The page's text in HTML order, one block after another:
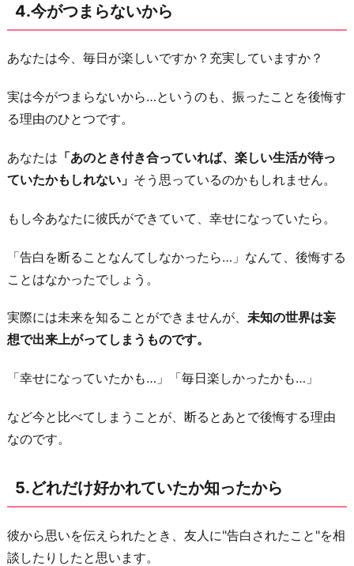
4.今がつまらないから
あなたは今、毎日が楽しいですか？充実していますか？
実は今がつまらないから…というのも、振ったことを後悔す
る理由のひとつです。
あなたは 「あのとき付き合っていれば、楽しい生活が待っ
ていたかもしれない」 そう思っているのかもしれません。
もし今あなたに彼氏ができていて、幸せになっていたら。
「告白を断ることなんてしなかったら…」なんて、後悔する
ことはなかったでしょう。
実際には未来を知ることができませんが、 未知の世界は妄
想で出来上がってしまうものです。
「幸せになっていたかも…」「毎日楽しかったかも…」
など今と比べてしまうことが、断るとあとで後悔する理由
なのです。
5.どれだけ好かれていたか知ったから
彼から思いを伝えられたとき、友人に"告白されたこと"を相
談したりしたと思います。